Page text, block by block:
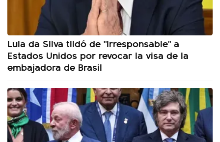
Lula da Silva tildó de "irresponsable" a
Estados Unidos por revocar la visa de la
embajadora de Brasil